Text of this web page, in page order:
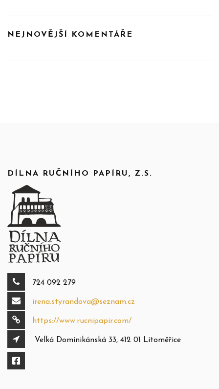
NEJNOVĚJŠÍ KOMENTÁŘE
DÍLNA RUČNÍHO PAPÍRU, Z.S.
724 092 279
irena.styrandova@seznam.cz
https://www.rucnipapir.com/
Velká Dominikánská 33, 412 01 Litoměřice